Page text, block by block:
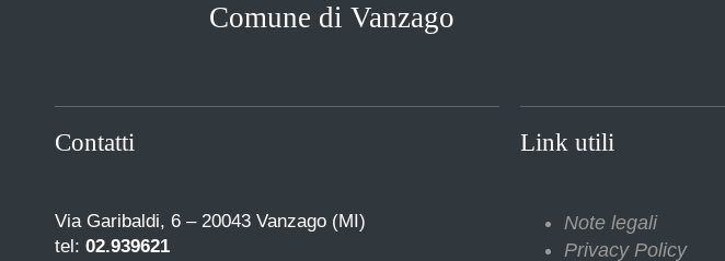
Comune di Vanzago
Contatti
Via Garibaldi, 6 – 20043 Vanzago (MI)
tel: 02.939621
Link utili
Note legali
Privacy Policy